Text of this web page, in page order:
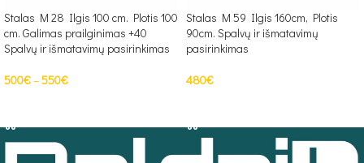
Stalas M 28 Ilgis 100 cm. Plotis 100
cm. Galimas prailginimas +40
Spalvų ir išmatavimų pasirinkimas
500€–550€
Stalas M 59 Ilgis 160cm, Plotis
90cm. Spalvų ir išmatavimų
pasirinkimas
480€